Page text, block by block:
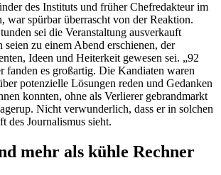
des Instituts und früher Chefredakteur im
war spürbar überrascht von der Reaktion.
sei die Veranstaltung ausverkauft
seien zu einem Abend erschienen, der
Ideen und Heiterkeit gewesen sei. „92
fanden es großartig. Die Kandiaten waren
potenzielle Lösungen reden und Gedanken
konnten, ohne als Verlierer gebrandmarkt
Nicht verwunderlich, dass er in solchen
des Journalismus sieht.
mehr als kühle Rechner